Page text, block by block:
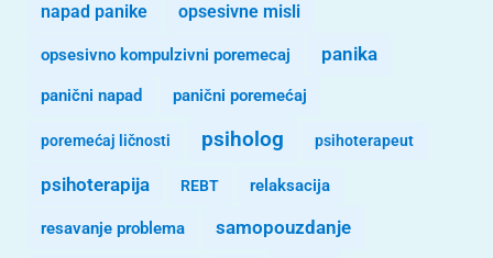
napad panike opsesivne misli
opsesivno kompulzivni poremecaj panika
panični napad panični poremećaj
poremećaj ličnosti psiholog psihoterapeut
psihoterapija REBT relaksacija
resavanje problema samopouzdanje